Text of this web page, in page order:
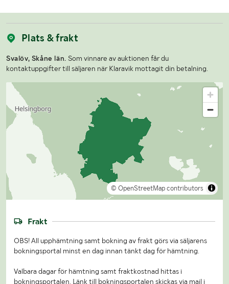
Plats & frakt
Svalöv, Skåne län. Som vinnare av auktionen får du
kontaktuppgifter till säljaren när Klaravik mottagit din betalning.
© OpenStreetMap contributors
Frakt
OBS! All upphämtning samt bokning av frakt görs via säljarens
bokningsportal minst en dag innan tänkt dag för hämtning.
Valbara dagar för hämtning samt fraktkostnad hittas i
bokningsportalen. Länk till bokningsportalen skickas via mail i